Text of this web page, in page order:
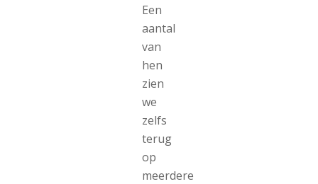
Een
aantal
van
hen
zien
we
zelfs
terug
op
meerdere